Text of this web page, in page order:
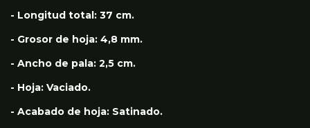
- Longitud total: 37 cm.
- Grosor de hoja: 4,8 mm.
- Ancho de pala: 2,5 cm.
- Hoja: Vaciado.
- Acabado de hoja: Satinado.